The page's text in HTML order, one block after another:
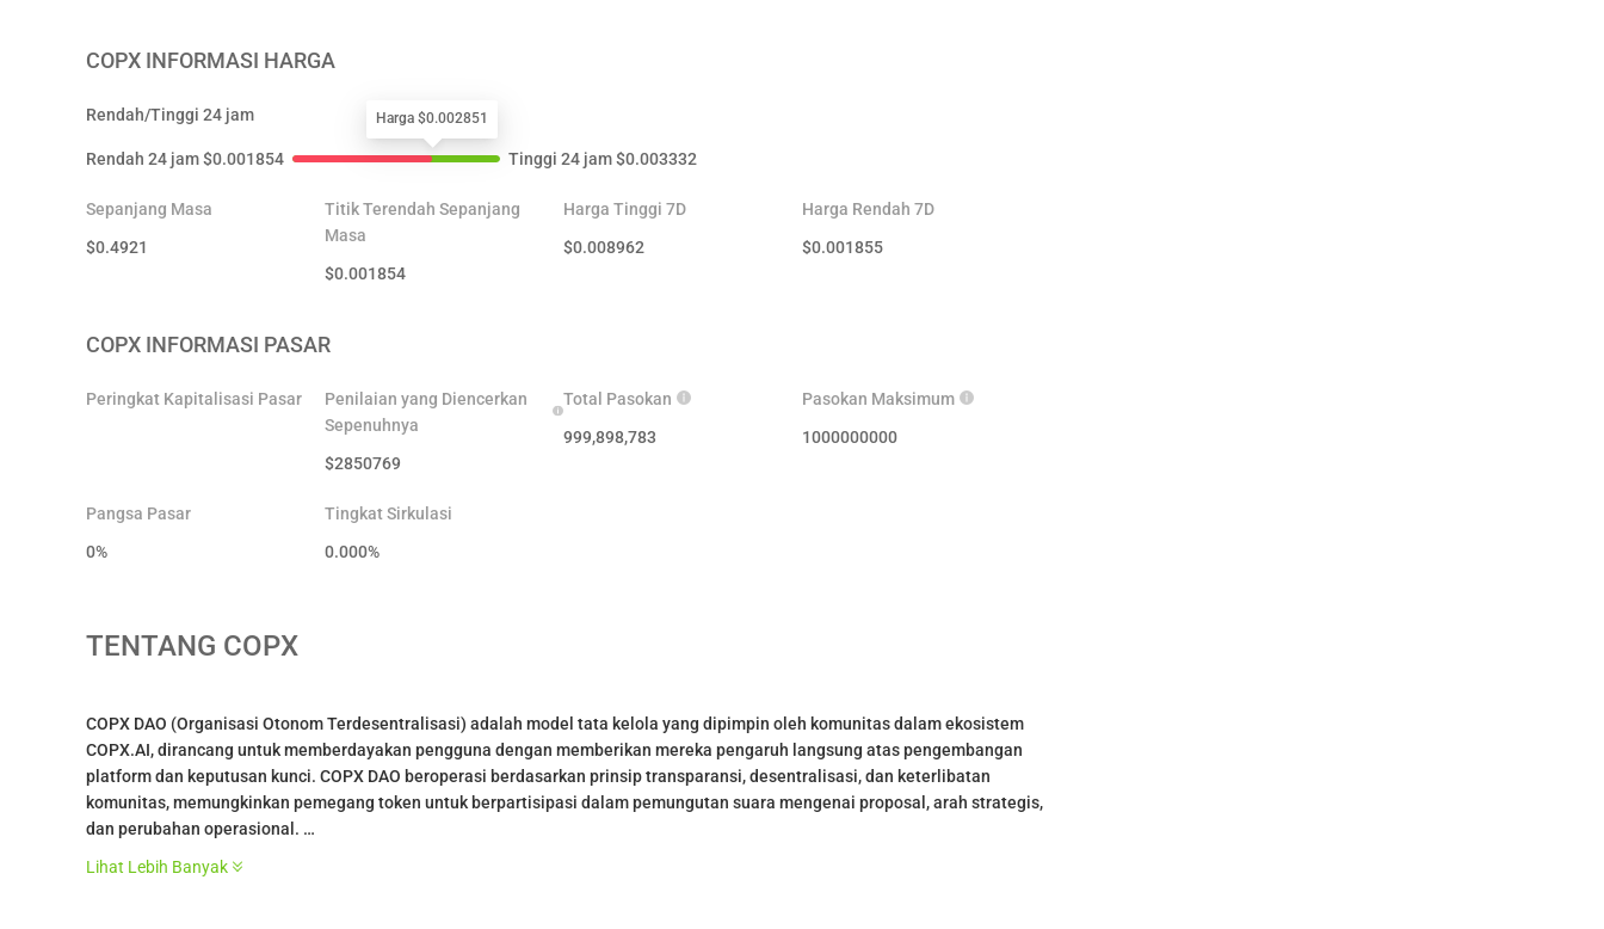
COPX INFORMASI HARGA
Rendah/Tinggi 24 jam
Rendah 24 jam$0.001854
Harga $0.002851
Tinggi 24 jam$0.003332
Sepanjang Masa
$0.4921
Titik Terendah Sepanjang
Masa
$0.001854
Harga Tinggi 7D
$0.008962
Harga Rendah 7D
$0.001855
COPX INFORMASI PASAR
Peringkat Kapitalisasi Pasar
Penilaian yang Diencerkan
Sepenuhnya
$2850769
Total Pasokan
999,898,783
Pasokan Maksimum
1000000000
Pangsa Pasar
0%
Tingkat Sirkulasi
0.000%
TENTANG COPX
COPX DAO (Organisasi Otonom Terdesentralisasi) adalah model tata kelola yang dipimpin oleh komunitas dalam ekosistem
COPX.AI, dirancang untuk memberdayakan pengguna dengan memberikan mereka pengaruh langsung atas pengembangan
platform dan keputusan kunci. COPX DAO beroperasi berdasarkan prinsip transparansi, desentralisasi, dan keterlibatan
komunitas, memungkinkan pemegang token untuk berpartisipasi dalam pemungutan suara mengenai proposal, arah strategis,
dan perubahan operasional.
Lihat Lebih Banyak